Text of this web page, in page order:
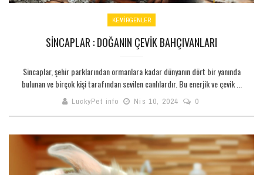
KEMİRGENLER
SINCAPLAR : DOĞANIN ÇEVIK BAHÇIVANLARI
Sincaplar, şehir parklarından ormanlara kadar dünyanın dört bir yanında
bulunan ve birçok kişi tarafından sevilen canlılardır. Bu enerjik ve çevik ...
LuckyPet info Nis 10, 2024 0